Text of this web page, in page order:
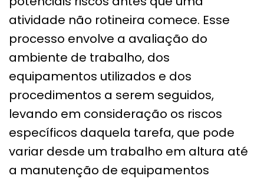
atividade não rotineira comece. Esse
processo envolve a avaliação do
ambiente de trabalho, dos
equipamentos utilizados e dos
procedimentos a serem seguidos,
levando em consideração os riscos
específicos daquela tarefa, que pode
variar desde um trabalho em altura até
a manutenção de equipamentos